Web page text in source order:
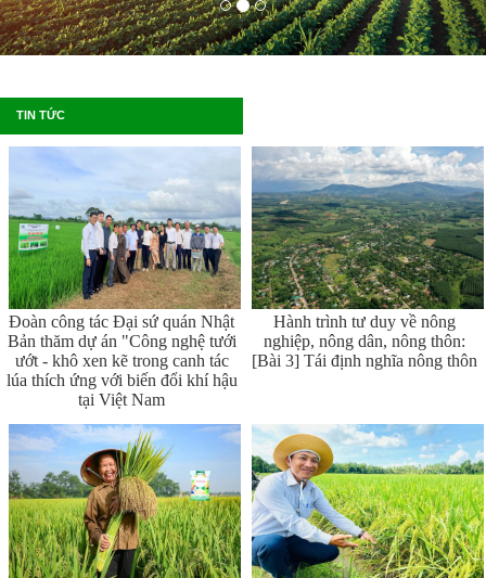
TIN TỨC
Đoàn công tác Đại sứ quán Nhật
Bản thăm dự án "Công nghệ tưới
ướt - khô xen kẽ trong canh tác
lúa thích ứng với biến đổi khí hậu
tại Việt Nam
Hành trình tư duy về nông
nghiệp, nông dân, nông thôn:
[Bài 3] Tái định nghĩa nông thôn